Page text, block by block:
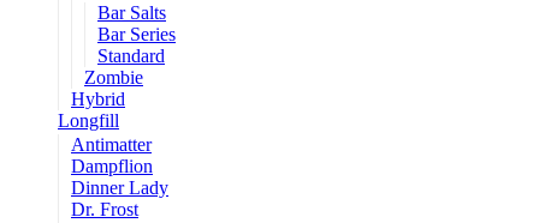
Bar Salts
Bar Series
Standard
Zombie
Hybrid
Longfill
Antimatter
Dampflion
Dinner Lady
Dr. Frost